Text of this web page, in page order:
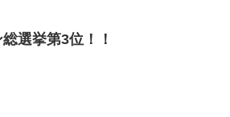
選挙第3位！！